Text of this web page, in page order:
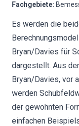
Fachgebiete:
Es werden die
Bryan/Davies für
dargestellt. Aus
Bryan/Davies, vor
werden
der gewohnten
einfachen